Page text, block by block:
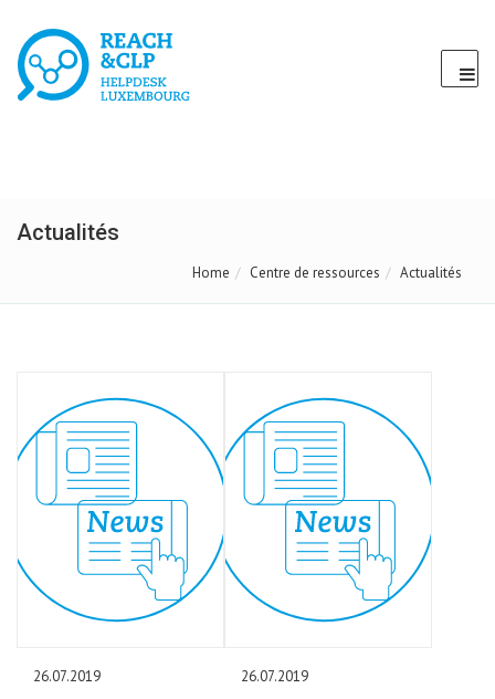
Actualités
Home Centre de ressources Actualités
26.07.2019 26.07.2019